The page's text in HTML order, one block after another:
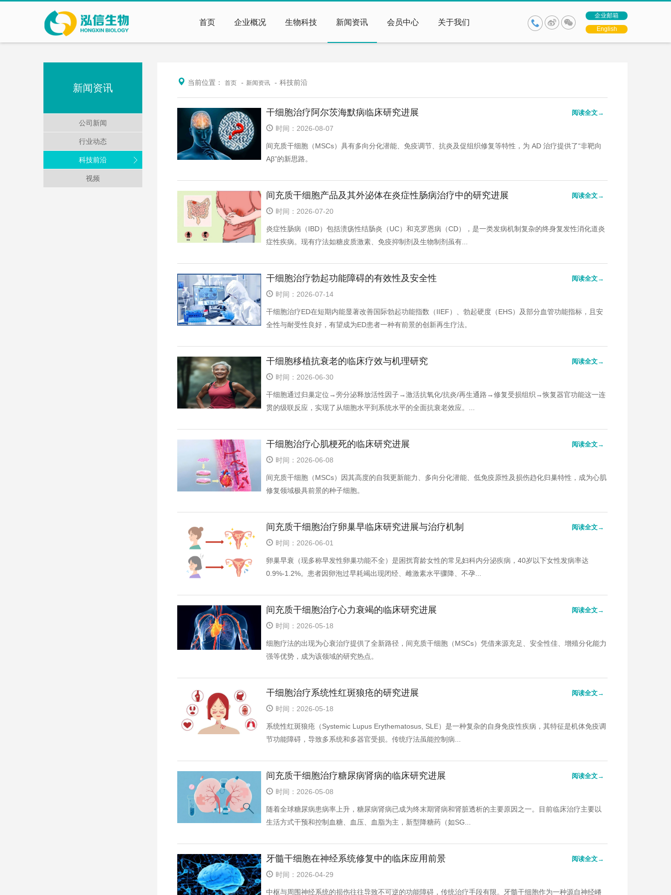
首页 企业概况 生物科技 新闻资讯 会员中心 关于我们
企业邮箱
English
新闻资讯
公司新闻
行业动态
科技前沿
视频
当前位置： 首页 新闻资讯 科技前沿
干细胞治疗阿尔茨海默病临床研究进展 阅读全文→
时间：2026-08-07
间充质干细胞（MSCs）具有多向分化潜能、免疫调节、抗炎及促组织修复等特性，为 AD 治疗提供了“非靶向
Aβ”的新思路。
间充质干细胞产品及其外泌体在炎症性肠病治疗中的研究进展 阅读全文→
时间：2026-07-20
炎症性肠病（IBD）包括溃疡性结肠炎（UC）和克罗恩病（CD），是一类发病机制复杂的终身复发性消化道炎
症性疾病。现有疗法如糖皮质激素、免疫抑制剂及生物制剂虽有...
干细胞治疗勃起功能障碍的有效性及安全性 阅读全文→
时间：2026-07-14
干细胞治疗ED在短期内能显著改善国际勃起功能指数（IIEF）、勃起硬度（EHS）及部分血管功能指标，且安
全性与耐受性良好，有望成为ED患者一种有前景的创新再生疗法。
干细胞移植抗衰老的临床疗效与机理研究 阅读全文→
时间：2026-06-30
干细胞通过归巢定位→旁分泌释放活性因子→激活抗氧化/抗炎/再生通路→修复受损组织→恢复器官功能这一连
贯的级联反应，实现了从细胞水平到系统水平的全面抗衰老效应。...
干细胞治疗心肌梗死的临床研究进展 阅读全文→
时间：2026-06-08
间充质干细胞（MSCs）因其高度的自我更新能力、多向分化潜能、低免疫原性及损伤趋化归巢特性，成为心肌
修复领域极具前景的种子细胞。
间充质干细胞治疗卵巢早临床研究进展与治疗机制 阅读全文→
时间：2026-06-01
卵巢早衰（现多称早发性卵巢功能不全）是困扰育龄女性的常见妇科内分泌疾病，40岁以下女性发病率达
0.9%-1.2%。患者因卵泡过早耗竭出现闭经、雌激素水平骤降、不孕...
间充质干细胞治疗心力衰竭的临床研究进展 阅读全文→
时间：2026-05-18
细胞疗法的出现为心衰治疗提供了全新路径，间充质干细胞（MSCs）凭借来源充足、安全性佳、增殖分化能力
强等优势，成为该领域的研究热点。
干细胞治疗系统性红斑狼疮的研究进展 阅读全文→
时间：2026-05-18
系统性红斑狼疮（Systemic Lupus Erythematosus, SLE）是一种复杂的自身免疫性疾病，其特征是机体免疫调
节功能障碍，导致多系统和多器官受损。传统疗法虽能控制病...
间充质干细胞治疗糖尿病肾病的临床研究进展 阅读全文→
时间：2026-05-08
随着全球糖尿病患病率上升，糖尿病肾病已成为终末期肾病和肾脏透析的主要原因之一。目前临床治疗主要以
生活方式干预和控制血糖、血压、血脂为主，新型降糖药（如SG...
牙髓干细胞在神经系统修复中的临床应用前景 阅读全文→
时间：2026-04-29
中枢与周围神经系统的损伤往往导致不可逆的功能障碍，传统治疗手段有限。牙髓干细胞作为一种源自神经嵴